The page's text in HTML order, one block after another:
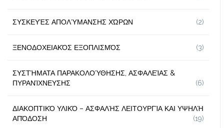
ΣΥΣΚΕΥΈΣ ΑΠΟΛΎΜΑΝΣΗΣ ΧΏΡΩΝ (2)
ΞΕΝΟΔΟΧΕΙΑΚΌΣ ΕΞΟΠΛΙΣΜΌΣ (3)
ΣΥΣΤΉΜΑΤΑ ΠΑΡΑΚΟΛΟΎΘΗΣΗΣ, ΑΣΦΑΛΕΊΑΣ &
ΠΥΡΑΝΊΧΝΕΥΣΗΣ
(6)
ΔΙΑΚΟΠΤΙΚΌ ΥΛΙΚΌ – ΑΣΦΑΛΉΣ ΛΕΙΤΟΥΡΓΊΑ ΚΑΙ ΥΨΗΛΉ
ΑΠΌΔΟΣΗ
(19)